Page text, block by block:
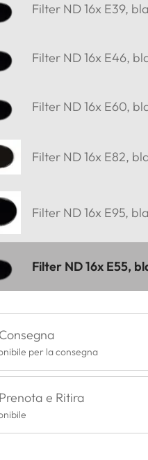
Filter ND 16x E39,
Filter ND 16x E46,
Filter ND 16x E60,
Filter ND 16x E82,
Filter ND 16x E95,
Filter ND 16x E55,
Consegna
per la consegna
Prenota e Ritira